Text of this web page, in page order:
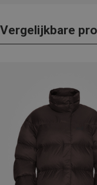
Vergelijkbare